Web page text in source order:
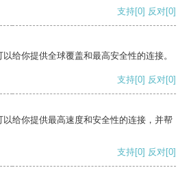
支持[0] 反对[0]
给你提供全球覆盖和最高安全性的连接。
支持[0] 反对[0]
给你提供最高速度和安全性的连接，并帮
支持[0] 反对[0]